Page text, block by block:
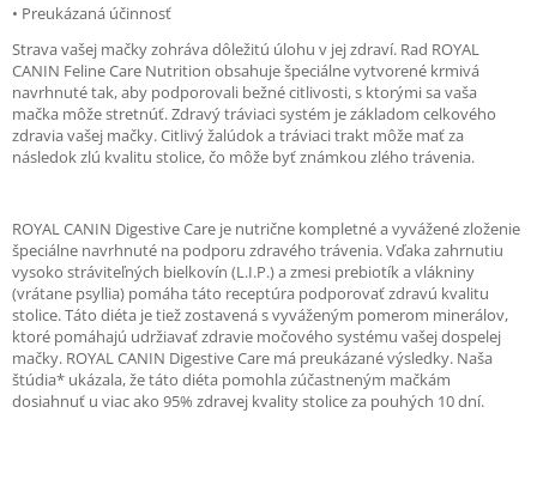
• Preukázaná účinnosť
Strava vašej mačky zohráva dôležitú úlohu v jej zdraví. Rad ROYAL
CANIN Feline Care Nutrition obsahuje špeciálne vytvorené krmivá
navrhnuté tak, aby podporovali bežné citlivosti, s ktorými sa vaša
mačka môže stretnúť. Zdravý tráviaci systém je základom celkového
zdravia vašej mačky. Citlivý žalúdok a tráviaci trakt môže mať za
následok zlú kvalitu stolice, čo môže byť známkou zlého trávenia.
ROYAL CANIN Digestive Care je nutrične kompletné a vyvážené zloženie
špeciálne navrhnuté na podporu zdravého trávenia. Vďaka zahrnutiu
vysoko stráviteľných bielkovín (L.I.P.) a zmesi prebiotík a vlákniny
(vrátane psyllia) pomáha táto receptúra podporovať zdravú kvalitu
stolice. Táto diéta je tiež zostavená s vyváženým pomerom minerálov,
ktoré pomáhajú udržiavať zdravie močového systému vašej dospelej
mačky. ROYAL CANIN Digestive Care má preukázané výsledky. Naša
štúdia* ukázala, že táto diéta pomohla zúčastneným mačkám
dosiahnuť u viac ako 95% zdravej kvality stolice za pouhých 10 dní.